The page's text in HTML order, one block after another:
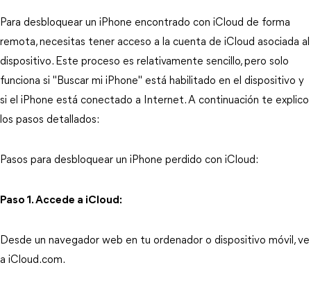
Para desbloquear un iPhone encontrado con iCloud de forma
remota, necesitas tener acceso a la cuenta de iCloud asociada al
dispositivo. Este proceso es relativamente sencillo, pero solo
funciona si "Buscar mi iPhone" está habilitado en el dispositivo y
si el iPhone está conectado a Internet. A continuación te explico
los pasos detallados:
Pasos para desbloquear un iPhone perdido con iCloud:
Paso 1. Accede a iCloud:
Desde un navegador web en tu ordenador o dispositivo móvil, ve
a iCloud.com.